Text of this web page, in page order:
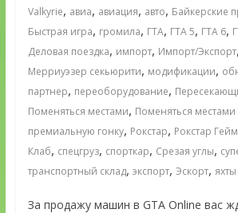
Valkyrie, авиа, авиация, авто, Байкерские
Быстрая игра, громила, ГТА, ГТА 5, ГТА 6,
Деловая поездка, импорт, Импорт/Экспорт,
Мерриуэзер секьюрити, модификации,
партнер, переоборудование,
Поменяться местами, Поменяться местами
премиальную гонку, Рокстар, Рокстар
Клаб, спецгруз, спорткар, Срезая углы,
транспортный склад, экспорт, Эскорт, яхты
За продажу машин в GTA Online вас